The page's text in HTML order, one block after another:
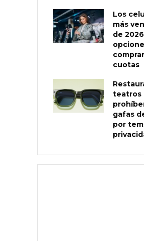
Los
más
de
cuotas
teatros
gafas
por